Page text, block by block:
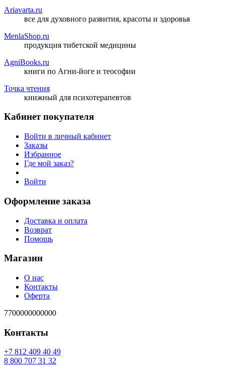
Ariavarta.ru
все для духовного развития, красоты и здоровья
MenlaShop.ru
продукция тибетской медицины
AgniBooks.ru
книги по Агни-йоге и теософии
Точка чтения
книжный для психотерапевтов
Кабинет покупателя
Войти в личный кабинет
Заказы
Избранное
Где мой заказ?
Войти
Оформление заказа
Доставка и оплата
Возврат
Помощь
Магазин
О нас
Контакты
Оферта
7700000000000
Контакты
94 04 904 218 7+
23 13 707 008 8